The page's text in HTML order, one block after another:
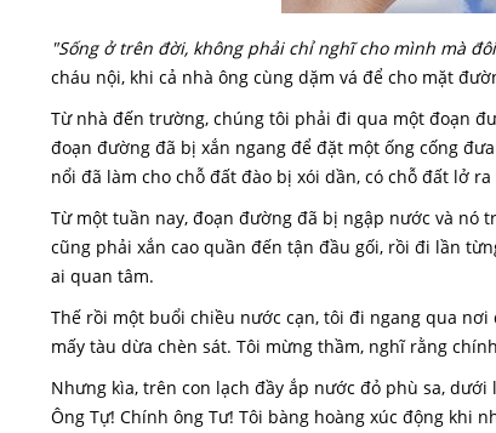
"Sống ở trên đời, không phải chỉ nghĩ cho mình mà
cháu nội, khi cả nhà ông cùng dặm vá để cho mặt
Từ nhà đến trường, chúng tôi phải đi qua một đoạn
đoạn đường đã bị xắn ngang để đặt một ống cống
nổi đã làm cho chỗ đất đào bị xói dần, có chỗ đất lở
Từ một tuần nay, đoạn đường đã bị ngập nước và nó
cũng phải xắn cao quần đến tận đầu gối, rồi đi lần
ai quan tâm.
Thế rồi một buổi chiều nước cạn, tôi đi ngang qua
mấy tàu dừa chèn sát. Tôi mừng thầm, nghĩ rằng
Nhưng kìa, trên con lạch đầy ắp nước đỏ phù sa,
Ông Tự! Chính ông Tư! Tôi bàng hoàng xúc động khi